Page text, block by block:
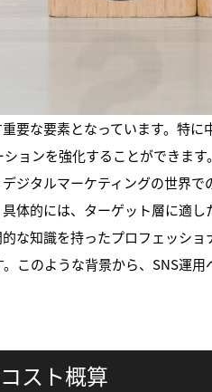
要な要素となっています。特
ョンを強化することができま
ジタルマーケティングの世界
体的には、ターゲット層に適
な知識を持ったプロフェッシ
このような背景から、SNS運
スト概算